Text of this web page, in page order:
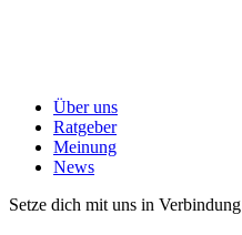
Über uns
Ratgeber
Meinung
News
Setze dich mit uns in Verbindung